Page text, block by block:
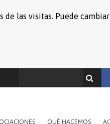
las visitas. Puede
QUÉ HACEMOS